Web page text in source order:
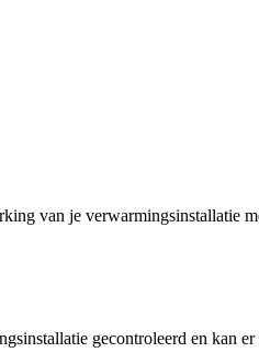
van je verwarmingsinstallatie
gecontroleerd en kan